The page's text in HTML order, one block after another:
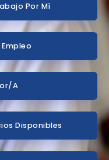
Por Mí
a
Disponibles